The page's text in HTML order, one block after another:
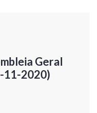
Geral
11-2020)